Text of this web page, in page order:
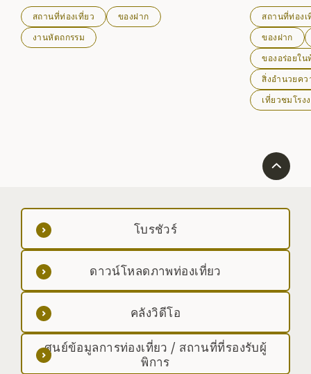
เหนียว เครื่องเขิน และถ่าน ทำให้เหมาะสำหรับการผลิต
งานหล่อ กล่าวกันว่าเครื่องเหล็กนันบุเริ่มต้นขึ้นเมื่อเจ้า
เมืองแห่งแคว้นนันบุจ้างลูกล้อและช่างทำหม้อจากโคชู
และเกียวโตเพื่อผลิตหม้อพิธีชงชา อาวุธ ระฆังวัด และสิ่ง
สถานที่ท่องเที่ยว
ของฝาก
งานหัตถกรรม
กช็อปทำมือได้
เห็นอย่างใกล้ชิ
อย่างไร พร้อม
ขณะที่คุณสร้าง
สถานที่ท่องเ
ของฝาก
ของอร่อยใน
สิ่งอำนวยค
เที่ยวชมโรง
โบรชัวร์
ดาวน์โหลดภาพท่องเที่ยว
คลังวิดีโอ
ศูนย์ข้อมูลการท่องเที่ยว / สถานที่ที่รองรับผู้
พิการ